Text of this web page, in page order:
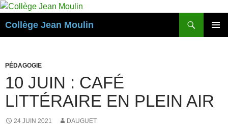
Aller
contenu
Collège Jean Moulin
PÉDAGOGIE
10 JUIN : CAFÉ
LITTÉRAIRE EN PLEIN AIR
24 JUIN 2021 DAUGUET